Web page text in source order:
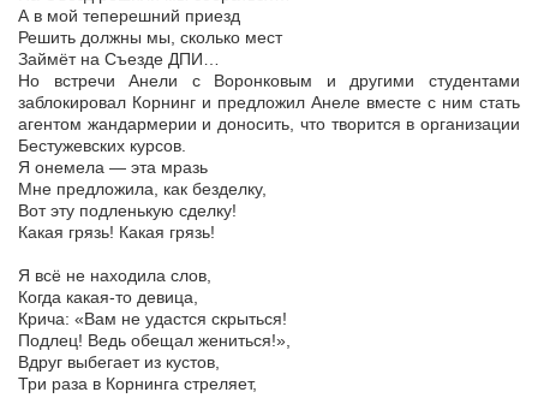
А в мой теперешний приезд
Решить должны мы, сколько мест
Займёт на Съезде ДПИ…
Но встречи Анели с Воронковым и другими студентами
заблокировал Корнинг и предложил Анеле вместе с ним стать
агентом жандармерии и доносить, что творится в организации
Бестужевских курсов.
Я онемела — эта мразь
Мне предложила, как безделку,
Вот эту подленькую сделку!
Какая грязь! Какая грязь!
Я всё не находила слов,
Когда какая-то девица,
Крича: «Вам не удастся скрыться!
Подлец! Ведь обещал жениться!»,
Вдруг выбегает из кустов,
Три раза в Корнинга стреляет,